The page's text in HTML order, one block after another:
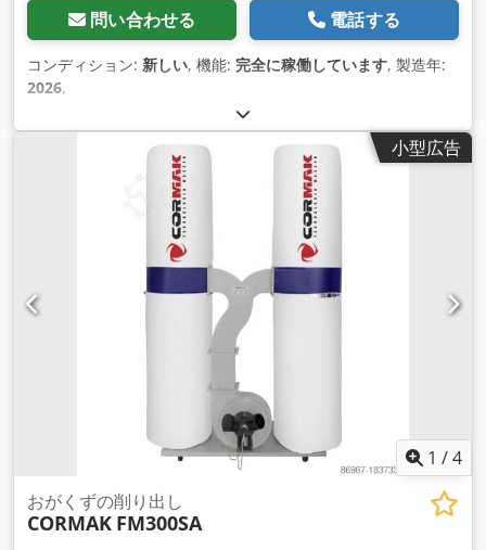
問い合わせる 電話する
コンディション: 新しい, 機能: 完全に稼働しています, 製造年:
2026,
小型広告
1 /4
おがくずの削り出し
CORMAK FM300SA